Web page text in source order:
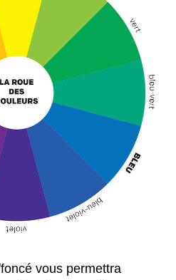
vous permettra